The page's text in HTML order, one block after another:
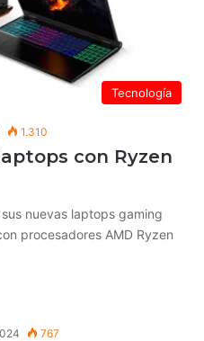
Tecnología
1.310
con Ryzen
nuevas laptops gaming
procesadores AMD Ryzen
767